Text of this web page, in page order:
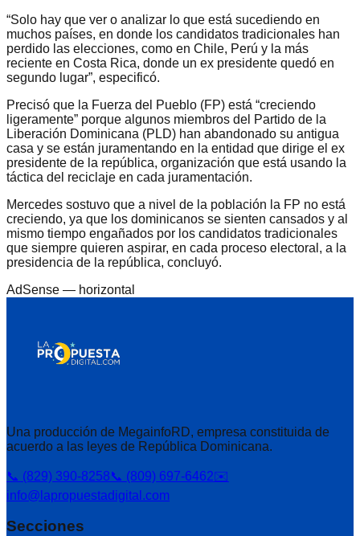
“Solo hay que ver o analizar lo que está sucediendo en
muchos países, en donde los candidatos tradicionales han
perdido las elecciones, como en Chile, Perú y la más
reciente en Costa Rica, donde un ex presidente quedó en
segundo lugar”, especificó.
Precisó que la Fuerza del Pueblo (FP) está “creciendo
ligeramente” porque algunos miembros del Partido de la
Liberación Dominicana (PLD) han abandonado su antigua
casa y se están juramentando en la entidad que dirige el ex
presidente de la república, organización que está usando la
táctica del reciclaje en cada juramentación.
Mercedes sostuvo que a nivel de la población la FP no está
creciendo, ya que los dominicanos se sienten cansados y al
mismo tiempo engañados por los candidatos tradicionales
que siempre quieren aspirar, en cada proceso electoral, a la
presidencia de la república, concluyó.
AdSense — horizontal
Una producción de MegainfoRD, empresa constituida de
acuerdo a las leyes de República Dominicana.
📞 (829) 390-8258📞 (809) 697-6462✉️
info@lapropuestadigital.com
Secciones